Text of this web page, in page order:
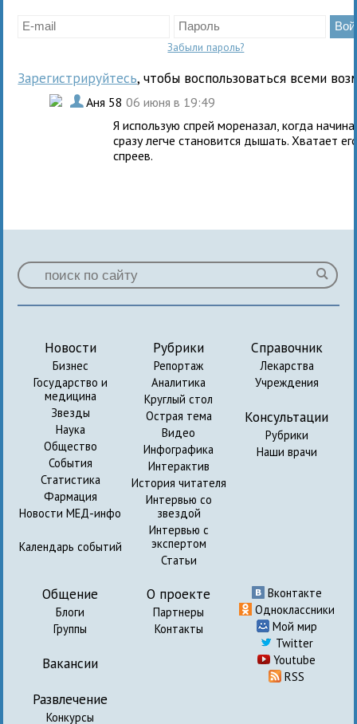
Забыли пароль?
Зарегистрируйтесь, чтобы воспользоваться всеми
. Аня 5806 июня в 19:49
Я использую спрей мореназал, когда
сразу легче становится дышать. Хватает
спреев.
Новости
Бизнес
Государство и
медицина
Звезды
Наука
Общество
События
Статистика
Фармация
Новости МЕД-инфо
Календарь событий
Рубрики
Репортаж
Аналитика
Круглый стол
Острая тема
Видео
Инфографика
Интерактив
История читателя
Интервью со
звездой
Интервью с
экспертом
Статьи
Справочник
Лекарства
Учреждения
Консультации
Рубрики
Наши врачи
Общение
Блоги
Группы
Вакансии
Развлечение
Конкурсы
О проекте
Партнеры
Контакты
Вконтакте
Одноклассники
Мой мир
Twitter
Youtube
RSS